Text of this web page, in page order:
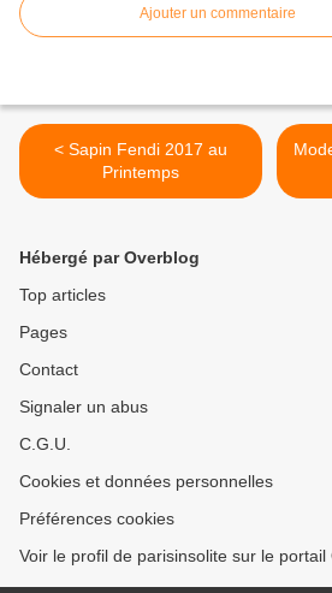
Ajouter un commentaire
< Sapin Fendi 2017 au
Printemps
Hébergé par Overblog
Top articles
Pages
Contact
Signaler un abus
C.G.U.
Cookies et données personnelles
Préférences cookies
Voir le profil de parisinsolite sur le portail